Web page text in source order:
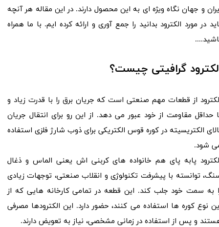
و جهان نگاه ویژه ای به این محصول دارند. در این مقاله هر آنچه
در مورد الکترود بدانید را جمع آوری و ارائه کرده ایم. با ما همراه
گرافیتی چیست؟
از قطعات مهم صنعتی است که جریان برق را با قدرت زیاد و
حداقل مقاومت از خود عبور می دهد. از این رو برای انتقال جریان
الکتریسیته در کوره قوس الکتریکی برای ذوب شارژ فلزی استفاده
شود.
پابه پای هم خانواده های کربنی اش یعنی الماس و ذغال
توانسته با پیشرفت تکنولوژی و انقلاب صنعتی، توجهات زیادی
به سمت خود جلب کند. این قطعه در تمامی کارخانه هایی که از
نوع کوره ها استفاده می کنند، حضور دارد. این الکترودها مصرفی
و پس از استفاده در زمانی مشخصی، نیاز به تعویض دارند.